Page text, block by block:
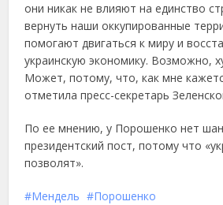
они никак не влияют на единство
вернуть наши оккупированные
помогают двигаться к миру и
украинскую экономику. Возможно,
Может, потому, что, как мне
отметила пресс-секретарь
По ее мнению, у Порошенко нет
президентский пост, потому что
позволят».
Мендель Порошенко